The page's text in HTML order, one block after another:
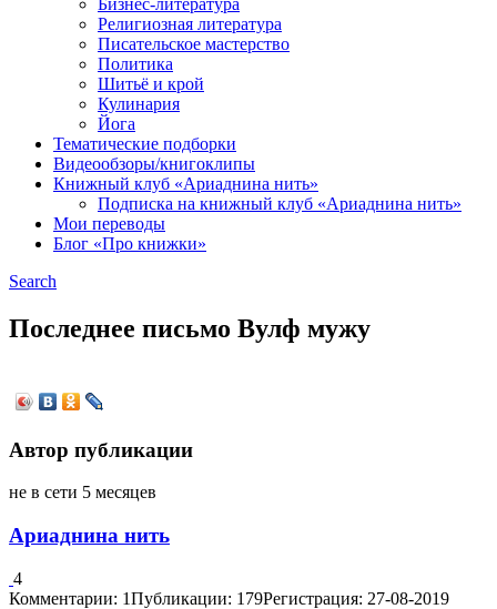
Бизнес-литература
Религиозная литература
Писательское мастерство
Политика
Шитьё и крой
Кулинария
Йога
Тематические подборки
Видеообзоры/книгоклипы
Книжный клуб «Ариаднина нить»
Подписка на книжный клуб «Ариаднина нить»
Мои переводы
Блог «Про книжки»
Search
Последнее письмо Вулф мужу
Автор публикации
не в сети 5 месяцев
Ариаднина нить
4
Комментарии: 1Публикации: 179Регистрация: 27-08-2019